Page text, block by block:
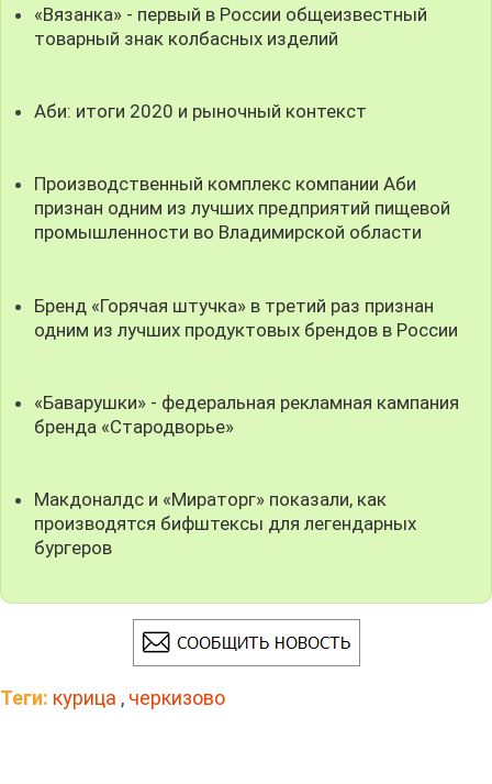
«Вязанка» - первый в России общеизвестный
товарный знак колбасных изделий
Аби: итоги 2020 и рыночный контекст
Производственный комплекс компании Аби
признан одним из лучших предприятий пищевой
промышленности во Владимирской области
Бренд «Горячая штучка» в третий раз признан
одним из лучших продуктовых брендов в России
«Баварушки» - федеральная рекламная кампания
бренда «Стародворье»
Макдоналдс и «Мираторг» показали, как
производятся бифштексы для легендарных
бургеров
Теги: курица , черкизово